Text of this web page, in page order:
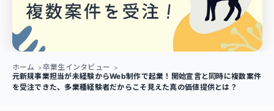
ホーム
卒業生インタビュー
元新規事業担当が未経験からWeb制作で起業！開始宣言と同時に複数案件
を受注できた、多業種経験者だからこそ見えた真の価値提供とは？